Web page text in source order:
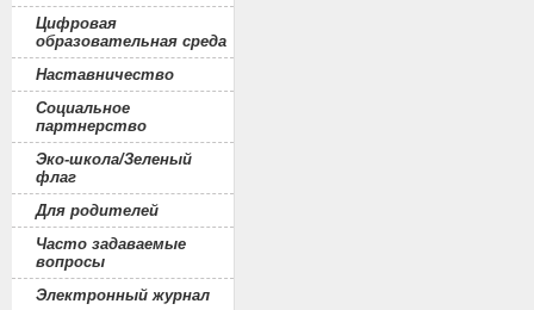
Цифровая
образовательная среда
Наставничество
Социальное
партнерство
Эко-школа/Зеленый
флаг
Для родителей
Часто задаваемые
вопросы
Электронный журнал